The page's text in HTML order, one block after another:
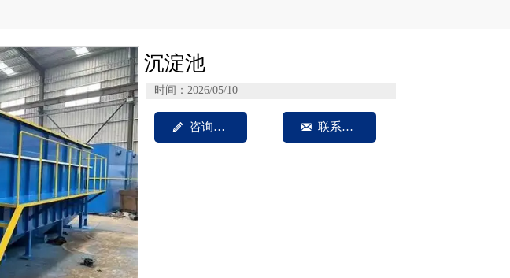
沉淀池
时间：2026/05/10
 咨询我们  联系方式